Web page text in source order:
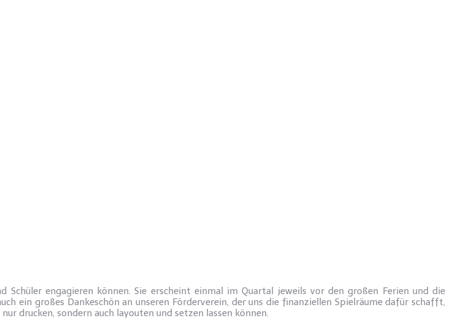
Schüler engagieren können. Sie erscheint einmal im Quartal jeweils vor den großen Ferien und die
ein großes Dankeschön an unseren Förderverein, der uns die finanziellen Spielräume dafür schafft,
drucken, sondern auch layouten und setzen lassen können.